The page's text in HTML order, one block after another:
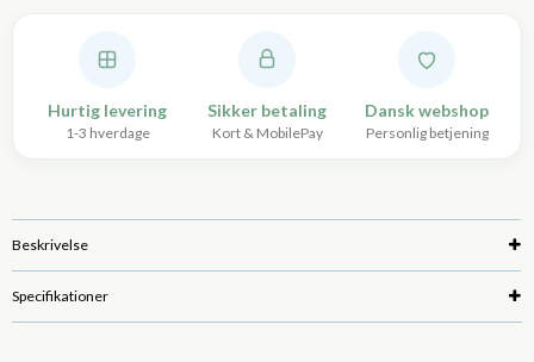
Hurtig levering
1-3 hverdage
Sikker betaling
Kort & MobilePay
Dansk webshop
Personlig betjening
Beskrivelse
Specifikationer